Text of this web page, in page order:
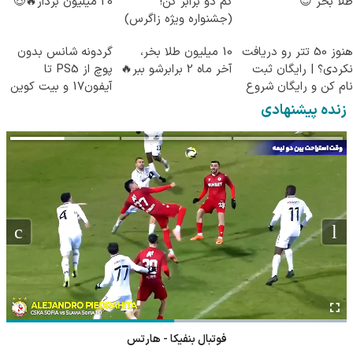
(جشنواره ویژه زاگرس)
هنوز 50 تتر رو دریافت
نکردی؟ | رایگان ثبت
نام کن و رایگان شروع
کن!
10 میلیون طلا بخر،
آخر ماه 2 برابرشو ببر🔥
گردونه شانس بدون
پوچ از PS5 تا
آیفون17 و بیت کوین
زنده پیشنهادی
فوتبال بنفیکا - هارتس